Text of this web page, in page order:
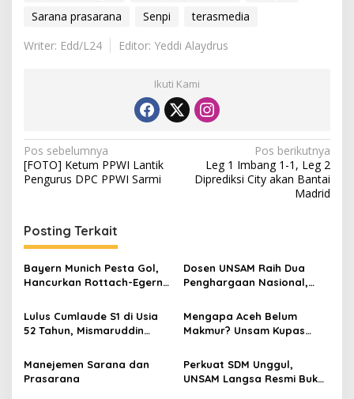
Sarana prasarana
Senpi
terasmedia
Writer: Edd/L24
Editor: Yeddi Alaydrus
Ikuti Kami
N
a
i
g
a
s
i
p
s
Pos sebelumnya
[FOTO] Ketum PPWI Lantik
Pengurus DPC PPWI Sarmi
Pos berikutnya
Leg 1 Imbang 1-1, Leg 2
Diprediksi City akan Bantai
Madrid
Posting Terkait
Bayern Munich Pesta Gol,
Hancurkan Rottach-Egern
Dosen UNSAM Raih Dua
Penghargaan Nasional,
Berdampak bagi
Masyarakat
Lulus Cumlaude S1 di Usia
52 Tahun, Mismaruddin
Beasiswa S2
Mengapa Aceh Belum
Makmur? Unsam Kupas
Sumber Daya
Manejemen Sarana dan
Prasarana
Perkuat SDM Unggul,
UNSAM Langsa Resmi Buka